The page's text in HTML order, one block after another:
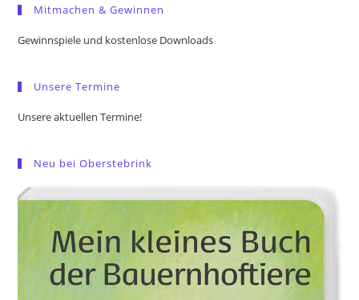
Mitmachen & Gewinnen
Gewinnspiele und kostenlose Downloads
Unsere Termine
Unsere aktuellen Termine!
Neu bei Oberstebrink